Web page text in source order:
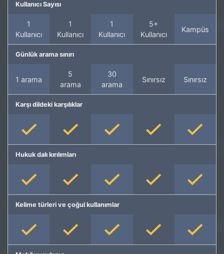
Kullanıcı Sayısı
1
Kullanıcı
1
Kullanıcı
1
Kullanıcı
5+
Kullanıcı
Kampüs
Günlük arama sınırı
1 arama
5
arama
30
arama
Sınırsız Sınırsız
Karşı dildeki karşılıklar
Hukuk dalı kırılımları
Kelime türleri ve çoğul kullanımlar